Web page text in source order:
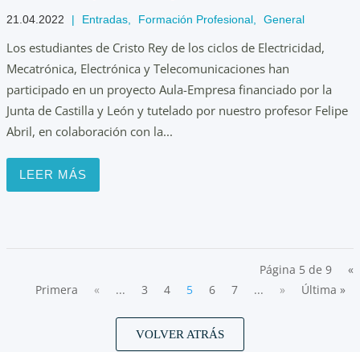
21.04.2022 | Entradas Formación Profesional General
Los estudiantes de Cristo Rey de los ciclos de Electricidad,
Mecatrónica, Electrónica y Telecomunicaciones han
participado en un proyecto Aula-Empresa financiado por la
Junta de Castilla y León y tutelado por nuestro profesor Felipe
Abril, en colaboración con la...
LEER MÁS
Página 5 de 9
«
Primera
« ... 3 4 5 6 7 ... » Última »
VOLVER ATRÁS